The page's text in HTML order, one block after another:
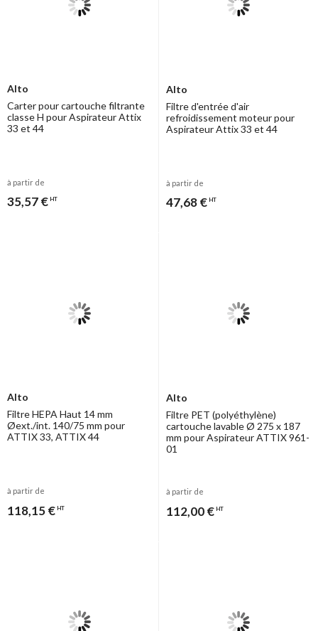
Alto
Carter pour cartouche filtrante
classe H pour Aspirateur Attix
33 et 44
à partir de
35,57 € HT
Alto
Filtre d'entrée d'air
refroidissement moteur pour
Aspirateur Attix 33 et 44
à partir de
47,68 € HT
Alto
Filtre HEPA Haut 14 mm
Øext./int. 140/75 mm pour
ATTIX 33, ATTIX 44
à partir de
118,15 € HT
Alto
Filtre PET (polyéthylène)
cartouche lavable Ø 275 x 187
mm pour Aspirateur ATTIX 961-
01
à partir de
112,00 € HT